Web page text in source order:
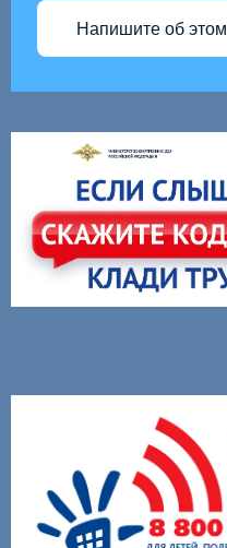
Напишите об этом